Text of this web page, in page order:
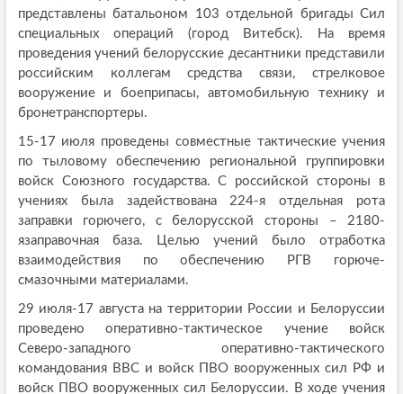
представлены батальоном 103 отдельной бригады Сил
специальных операций (город Витебск). На время
проведения учений белорусские десантники представили
российским коллегам средства связи, стрелковое
вооружение и боеприпасы, автомобильную технику и
бронетранспортеры.
15-17 июля проведены совместные тактические учения
по тыловому обеспечению региональной группировки
войск Союзного государства. С российской стороны в
учениях была задействована 224-я отдельная рота
заправки горючего, с белорусской стороны – 2180-
язаправочная база. Целью учений было отработка
взаимодействия по обеспечению РГВ горюче-
смазочными материалами.
29 июля-17 августа на территории России и Белоруссии
проведено оперативно-тактическое учение войск
Северо-западного оперативно-тактического
командования ВВС и войск ПВО вооруженных сил РФ и
войск ПВО вооруженных сил Белоруссии. В ходе учения